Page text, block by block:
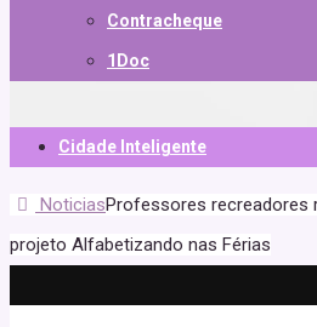
Contracheque
1Doc
Cidade Inteligente
NoticiasProfessores recreadores
projeto Alfabetizando nas Férias